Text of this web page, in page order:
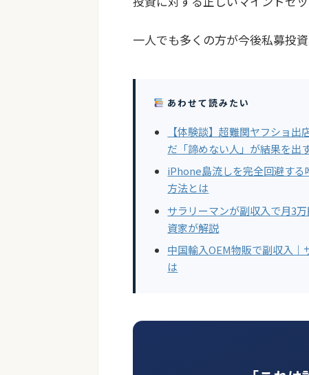
一人でも多くの方が今後私募投
あわせて読みたい
【体験談】超難関ヤフショ
だ「諦めない人」が結果を出
iPhone島流しを完全回避す
方法とは
サラリーマンが副収入で月3
資家が解説
中国輸入OEM物販で副収入
は